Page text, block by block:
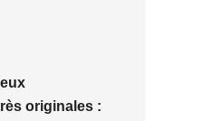
originales :